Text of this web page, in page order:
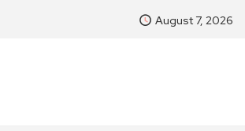
August 7, 2026